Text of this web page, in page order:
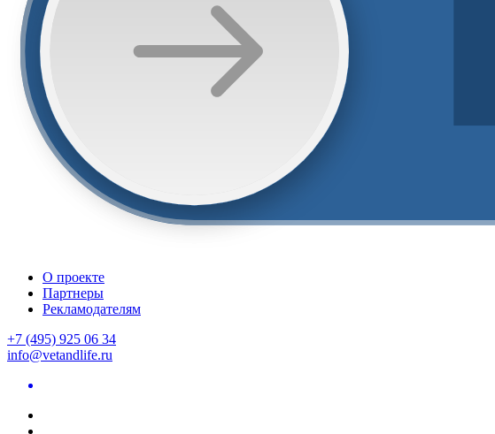
О проекте
Партнеры
Рекламодателям
+7 (495) 925 06 34
info@vetandlife.ru